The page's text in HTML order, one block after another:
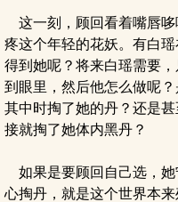
这一刻，顾回看着嘴唇哆
疼这个年轻的花妖。有白
得到她呢？将来白瑶需要
到眼里，然后他怎么做呢
其中时掏了她的丹？还是
接就掏了她体内黑丹？
如果是要顾回自己选，她
心掏丹，就是这个世界本